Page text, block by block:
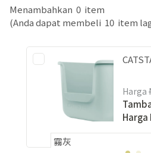
Menambahkan 0 item
(Anda dapat membeli 10 item
Harga
Harga